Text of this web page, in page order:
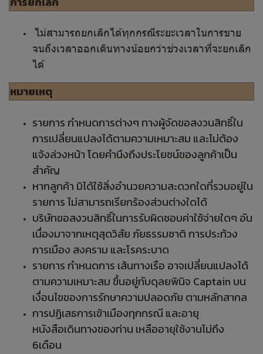
ไม่สามารถยกเลิกได้ทุกกรณีระยะเวลาในการขาย
จนถึงเวลาออกเดินทางน้อยกว่าช่วงเวลาที่จะยกเลิก
ได้
หมายเหตุ
รายการ กำหนดการต่างๆ ทางผู้จัดขอสงวนสิทธิ์ใน
การเปลี่ยนแปลงได้ตามความเหมาะสม และไม่ต้อง
แจ้งล่วงหน้า โดยคำนึงถึงประโยชน์ของลูกค้าเป็น
สำคัญ
หากลูกค้า มิได้ใช้สิ่งอำนวยความสะดวกใดที่รวมอยู่ใน
รายการ ไม่สามารถเรียกร้องส่วนต่างใดได้
บริษัทขอสงวนสิทธิ์ในการรับผิดชอบค่าใช้จ่ายใดๆ อัน
เนื่องมาจากเหตุสุดวิสัย ภัยธรรมชาติ การประท้วง
การเมือง สงคราม และโรคระบาด
รายการ กำหนดการ เส้นทางเรือ อาจเปลี่ยนแปลงได้
ตามความเหมาะสม ขึ้นอยู่กับดุลยพินิจ Captain บน
เงื่อนไขของการรักษาความปลอดภัย ตามหลักสากล
การปฏิเสธการเข้าเมืองทุกกรณี และอายุ
หนังสือเดินทางของท่าน เหลืออายุใช้งานไม่ถึง
6เดือน